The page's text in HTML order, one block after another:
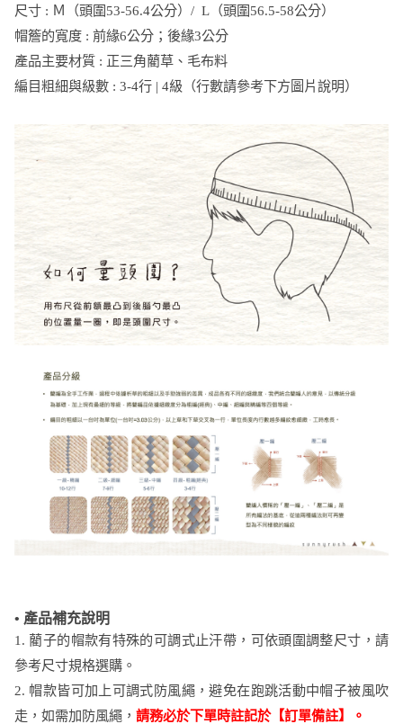
尺寸 : Ｍ（頭圍53-56.4公分）/ L（頭圍56.5-58公分）
帽簷的寬度 : 前緣6公分；後緣3公分
產品主要材質 : 正三角藺草、毛布料
編目粗細與級數 : 3-4行 | 4級（行數請參考下方圖片說明）
• 產品補充說明
1. 藺子的帽款有特殊的可調式止汗帶，可依頭圍調整尺寸，請
參考尺寸規格選購。
2. 帽款皆可加上可調式防風繩，避免在跑跳活動中帽子被風吹
走，如需加防風繩， 請務必於下單時註記於【訂單備註】。